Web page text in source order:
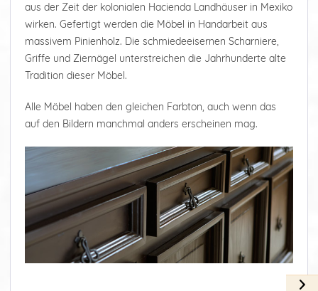
aus der Zeit der kolonialen Hacienda Landhäuser in Mexiko
wirken. Gefertigt werden die Möbel in Handarbeit aus
massivem Pinienholz. Die schmiedeeisernen Scharniere,
Griffe und Ziernägel unterstreichen die Jahrhunderte alte
Tradition dieser Möbel.
Alle Möbel haben den gleichen Farbton, auch wenn das
auf den Bildern manchmal anders erscheinen mag.